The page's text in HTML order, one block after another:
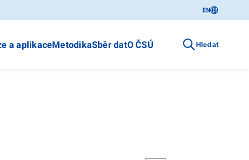
EN
a aplikaceMetodikaSběr datO ČSÚ Hledat